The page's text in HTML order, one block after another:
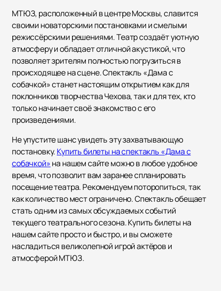
МТЮЗ, расположенный в центре Москвы, славится
своими новаторскими постановками и смелыми
режиссёрскими решениями. Театр создаёт уютную
атмосферу и обладает отличной акустикой, что
позволяет зрителям полностью погрузиться в
происходящее на сцене. Спектакль «Дама с
собачкой» станет настоящим открытием как для
поклонников творчества Чехова, так и для тех, кто
только начинает своё знакомство с его
произведениями.
Не упустите шанс увидеть эту захватывающую
постановку. Купить билеты на спектакль «Дама с
собачкой»на нашем сайте можно в любое удобное
время, что позволит вам заранее спланировать
посещение театра. Рекомендуем поторопиться, так
как количество мест ограничено. Спектакль обещает
стать одним из самых обсуждаемых событий
текущего театрального сезона. Купить билеты на
нашем сайте просто и быстро, и вы сможете
насладиться великолепной игрой актёров и
атмосферой МТЮЗ.